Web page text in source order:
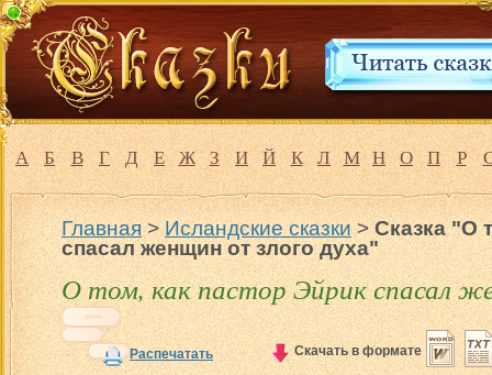
А Б В Г Д Е Ж З И Й К Л М Н О П Р
Главная>Исландские сказки>Сказка "О
спасал женщин от злого духа"
О том, как пастор Эйрик спасал
Распечатать Скачать в формате